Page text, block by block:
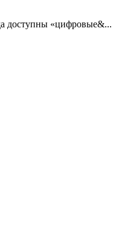
доступны «цифровые&...